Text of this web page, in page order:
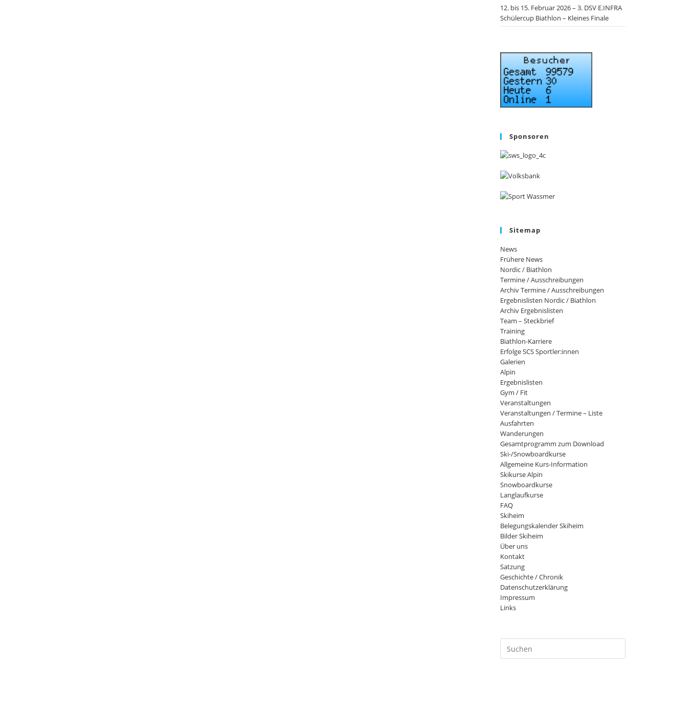
12. bis 15. Februar 2026 – 3. DSV E.INFRA
Schülercup Biathlon – Kleines Finale
Sponsoren
Sitemap
News
Frühere News
Nordic / Biathlon
Termine / Ausschreibungen
Archiv Termine / Ausschreibungen
Ergebnislisten Nordic / Biathlon
Archiv Ergebnislisten
Team – Steckbrief
Training
Biathlon-Karriere
Erfolge SCS Sportler:innen
Galerien
Alpin
Ergebnislisten
Gym / Fit
Veranstaltungen
Veranstaltungen / Termine – Liste
Ausfahrten
Wanderungen
Gesamtprogramm zum Download
Ski-/Snowboardkurse
Allgemeine Kurs-Information
Skikurse Alpin
Snowboardkurse
Langlaufkurse
FAQ
Skiheim
Belegungskalender Skiheim
Bilder Skiheim
Über uns
Kontakt
Satzung
Geschichte / Chronik
Datenschutzerklärung
Impressum
Links